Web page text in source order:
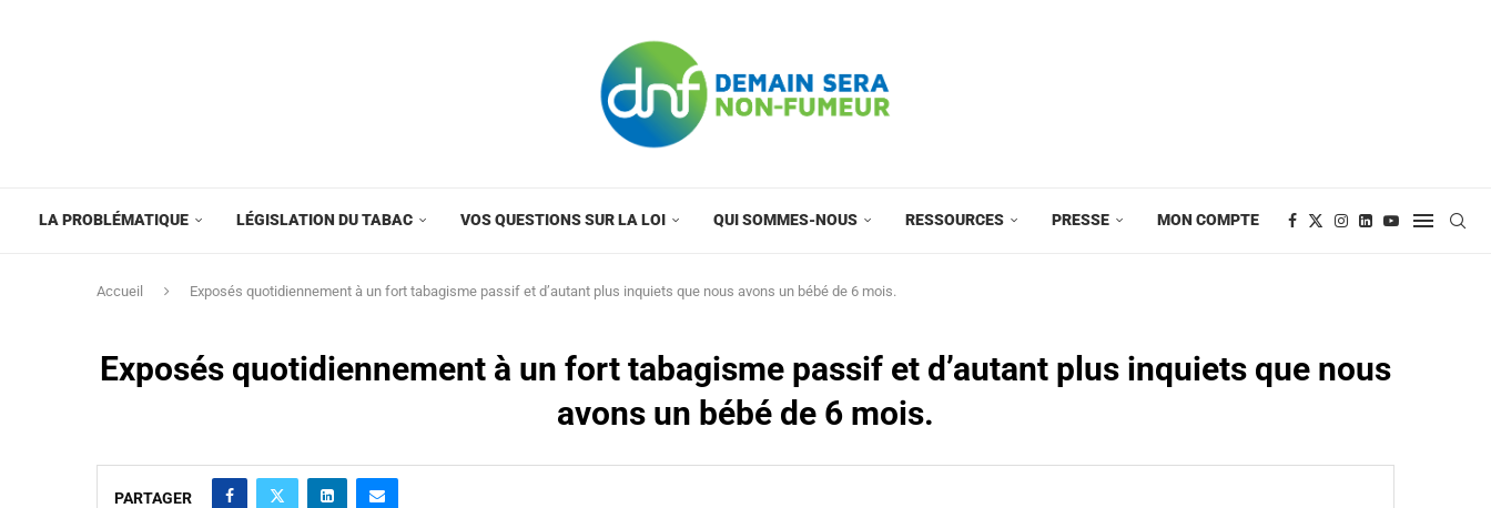
LA PROBLÉMATIQUE LÉGISLATION DU TABAC VOS QUESTIONS SUR LA LOI QUI SOMMES-NOUS RESSOURCES PRESSE MON COMPTE
Accueil Exposés quotidiennement à un fort tabagisme passif et d’autant plus inquiets que nous avons un bébé de 6 mois.
Exposés quotidiennement à un fort tabagisme passif et d’autant plus inquiets que nous
avons un bébé de 6 mois.
PARTAGER